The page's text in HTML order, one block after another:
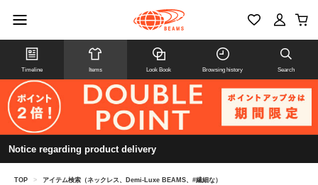
Timeline Items Look Book Browsing history Search
Notice regarding product delivery
TOP > アイテム検索（ネックレス、Demi-Luxe BEAMS、#繊細な）